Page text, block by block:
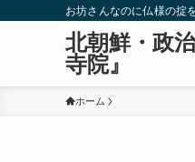
お坊さんなのに仏様の掟
北朝鮮・政
寺院』
ホーム